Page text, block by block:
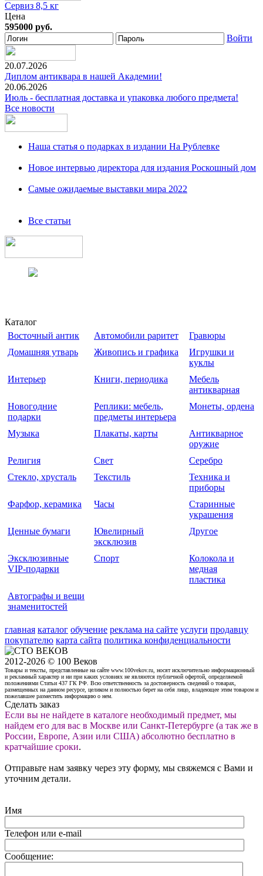
Сервиз 8,5 кг
Цена
595000 руб.
Войти
20.07.2026
Диплом антиквара в нашей Академии!
20.06.2026
Июль - бесплатная доставка и упаковка любого предмета!
Все новости
Наша статья о подарках в издании На Рублевке
Новое интервью директора для издания Роскошный дом
Самые ожидаемые выставки мира 2022
Все статьи
Каталог
Восточный антик
Автомобили раритет
Гравюры
Домашняя утварь
Живопись и графика
Игрушки и
куклы
Интерьер
Книги, периодика
Мебель
антикварная
Новогодние
подарки
Реплики: мебель,
предметы интерьера
Монеты, ордена
Музыка Плакаты, карты
Антикварное
оружие
Религия
Свет
Серебро
Стекло, хрусталь
Текстиль
Техника и
приборы
Фарфор, керамика
Часы
Старинные
украшения
Ценные бумаги
Ювелирный
эксклюзив
Другое
Эксклюзивные
VIP-подарки
Спорт
Колокола и
медная
пластика
Автографы и вещи
знаменитостей
главная каталог обучение реклама на сайте услуги продавцу
покупателю карта сайта политика конфиденциальности
2012-2026 © 100 Веков
Товары и тексты, представленные на сайте www.100vekov.ru, носят исключительно информационный
и рекламный характер и ни при каких условиях не являются публичной офертой, определяемой
положениями Статьи 437 ГК РФ. Всю ответственность за достоверность сведений о товарах,
размещенных на данном ресурсе, целиком и полностью берет на себя лицо, владеющее этим товаром и
пожелавшее разместить информацию о нем.
Сделать заказ
Если вы не найдете в каталоге необходимый предмет, мы
найдем его для вас в Москве или Санкт-Петербурге (а так же в
России, Европе, Азии или США) абсолютно бесплатно в
кратчайшие сроки.
Отправьте нам заявку через эту форму, мы свяжемся с Вами и
уточним детали.
Имя
Телефон или e-mail
Сообщение: